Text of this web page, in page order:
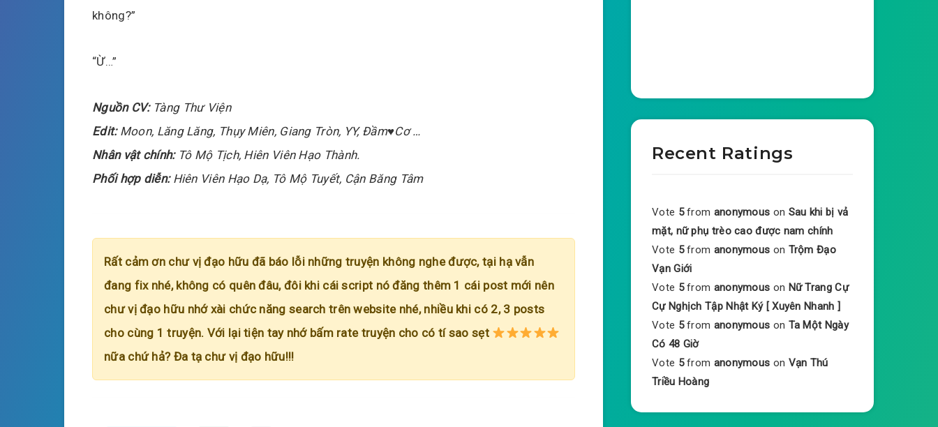
không?”
“Ừ…”
Nguồn CV:Tàng Thư Viện
Edit: Moon, Lăng Lăng, Thụy Miên, Giang Tròn, YY, Đầm♥Cơ …
Nhân vật chính:Tô Mộ Tịch, Hiên Viên Hạo Thành.
Phối hợp diễn:Hiên Viên Hạo Dạ, Tô Mộ Tuyết, Cận Băng Tâm
Rất cảm ơn chư vị đạo hữu đã báo lỗi những truyện không nghe được, tại hạ vẫn
đang fix nhé, không có quên đâu, đôi khi cái script nó đăng thêm 1 cái post mới nên
chư vị đạo hữu nhớ xài chức năng search trên website nhé, nhiều khi có 2, 3 posts
cho cùng 1 truyện. Với lại tiện tay nhớ bấm rate truyện cho có tí sao sẹt
nữa chứ hả? Đa tạ chư vị đạo hữu!!!
Recent Ratings
Vote 5 from anonymous on Sau khi bị vả
mặt, nữ phụ trèo cao được nam chính
Vote 5 from anonymous on Trộm Đạo
Vạn Giới
Vote 5 from anonymous on Nữ Trang Cự
Cự Nghịch Tập Nhật Ký [ Xuyên Nhanh ]
Vote 5 from anonymous on Ta Một Ngày
Có 48 Giờ
Vote 5 from anonymous on Vạn Thú
Triều Hoàng